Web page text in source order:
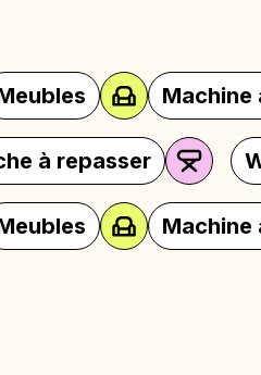
à café
Planche à
à café